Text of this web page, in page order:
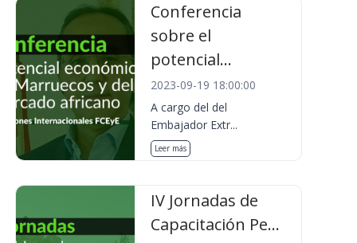
Conferencia
sobre el
potencial...
2023-09-19 18:00:00
A cargo del del
Embajador Extr...
Leer más
IV Jornadas de
Capacitación Pe...